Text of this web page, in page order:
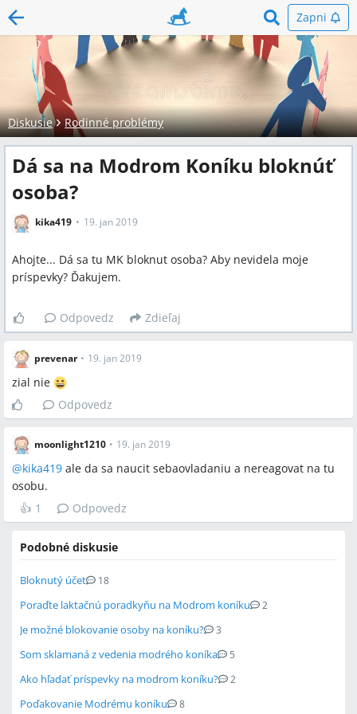
Zapni
Diskusie Rodinné problémy
Dá sa na Modrom Koníku bloknúť
osoba?
kika419 19. jan 2019
Ahojte... Dá sa tu MK bloknut osoba? Aby nevidela moje
príspevky? Ďakujem.
Odpovedz Zdieľaj
prevenar • 19. jan 2019
zial nie
Odpovedz
moonlight1210 • 19. jan 2019
@kika419 ale da sa naucit sebaovladaniu a nereagovat na tu
osobu.
👍 1 Odpovedz
Podobné diskusie
Bloknutý účet 18
Poraďte laktačnú poradkyňu na Modrom koníku 2
Je možné blokovanie osoby na koníku? 3
Som sklamaná z vedenia modrého koníka 5
Ako hľadať príspevky na modrom koníku? 2
Poďakovanie Modrému koníku 8